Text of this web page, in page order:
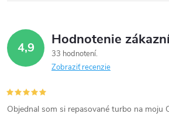
4,9 Hodnotenie
33 hodnotení
Zobraziť recenzie
Objednal som si repasované turbo na moju